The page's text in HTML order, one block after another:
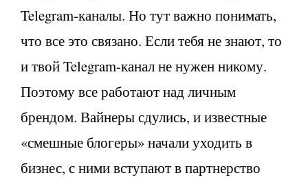
Telegram-каналы. Но тут важно понимать,
что все это связано. Если тебя не знают, то
и твой Telegram-канал не нужен никому.
Поэтому все работают над личным
брендом. Вайнеры сдулись, и известные
«смешные блогеры» начали уходить в
бизнес, с ними вступают в партнерство